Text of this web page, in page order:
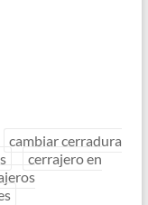
cambiar cerradura
cerrajero en